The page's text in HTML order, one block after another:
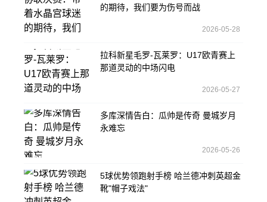
的期待，我们要为伤号而战
2026-05-28
拉科新星毛罗-瓦莱罗：U17欧青赛上
那道灵动的中场闪电
2026-05-27
多库深情告白：瓜帅是传奇 曼城岁月
永难忘
2026-05-26
5球优势领跑射手榜 哈兰德冲刺英超金
靴"帽子戏法"